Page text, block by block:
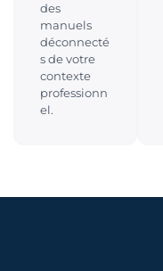
des
manuels
déconnecté
s de votre
contexte
professionn
el.